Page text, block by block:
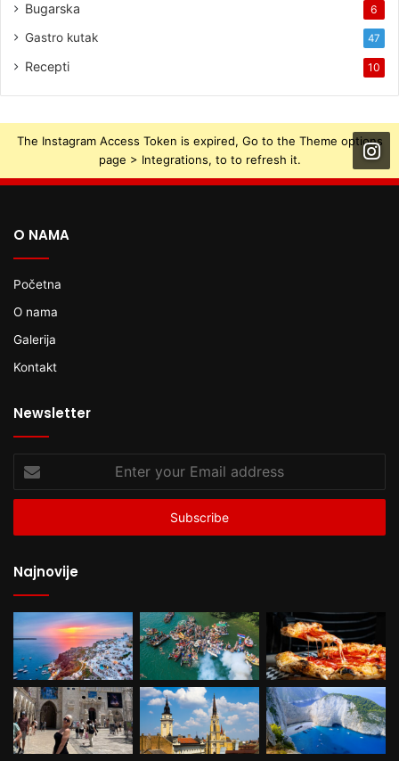
Bugarska 6
Gastro kutak 47
Recepti 10
The Instagram Access Token is expired, Go to the Theme options
page > Integrations, to to refresh it.
O NAMA
Početna
O nama
Galerija
Kontakt
Newsletter
your
Email
Najnovije